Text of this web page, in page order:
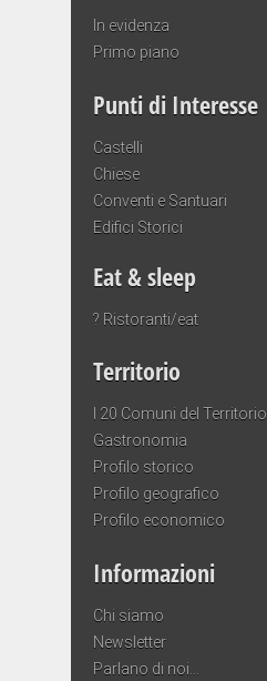
In evidenza
Primo piano
Punti di Interesse
Castelli
Chiese
Conventi e Santuari
Edifici Storici
Eat & sleep
? Ristoranti/eat
Territorio
I 20 Comuni del Territorio
Gastronomia
Profilo storico
Profilo geografico
Profilo economico
Informazioni
Chi siamo
Newsletter
Parlano di noi…